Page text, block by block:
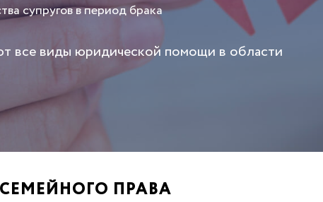
супругов в период брака
все виды юридической помощи в области
ПРАВА